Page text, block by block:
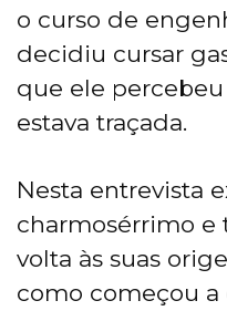
o curso de
decidiu cursar
que ele
estava traçada.
Nesta entrevista
charmosérrimo e
volta às suas
como começou a